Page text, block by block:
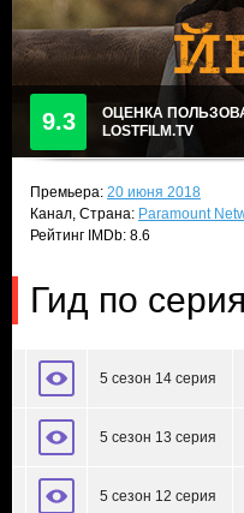
9.3
ОЦЕНКА
LOSTFILM.TV
Премьера: 20 июня 2018
Канал, Страна: Paramount
Рейтинг IMDb: 8.6
Гид по
5 сезон 14 серия
5 сезон 13 серия
5 сезон 12 серия